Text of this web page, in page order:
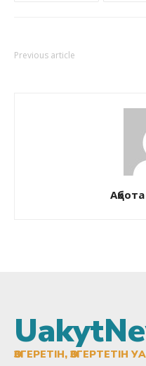
Previous article
ӨЗГЕРЕТІН, ӨЗГЕРТЕТІН